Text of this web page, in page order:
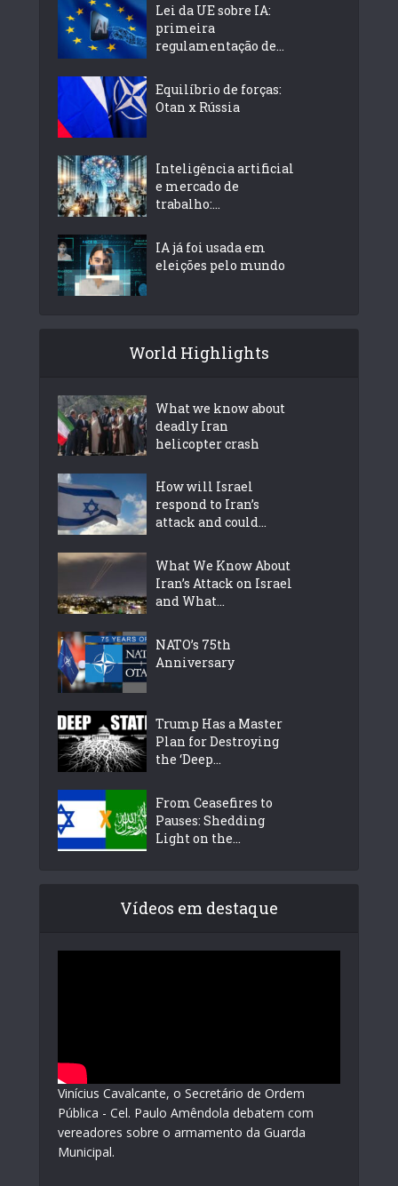
Lei da UE sobre IA:
primeira
regulamentação de...
Equilíbrio de forças:
Otan x Rússia
Inteligência artificial
e mercado de
trabalho:...
IA já foi usada em
eleições pelo mundo
World Highlights
What we know about
deadly Iran
helicopter crash
How will Israel
respond to Iran’s
attack and could...
What We Know About
Iran’s Attack on Israel
and What...
NATO’s 75th
Anniversary
Trump Has a Master
Plan for Destroying
the ‘Deep...
From Ceasefires to
Pauses: Shedding
Light on the...
Vídeos em destaque
Vinícius Cavalcante, o Secretário de Ordem
Pública - Cel. Paulo Amêndola debatem com
vereadores sobre o armamento da Guarda
Municipal.